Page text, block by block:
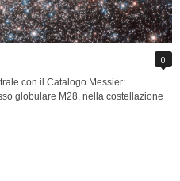
0
con il Catalogo Messier:
globulare M28, nella costellazione